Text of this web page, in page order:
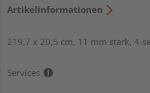
Artikelinformationen
219,7 x 20,5 cm, 11 mm stark, 4-
Services